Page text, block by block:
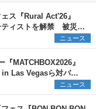
ス『Rural Act'26』
ティストを解禁 被災地
表
ニュース
MATCHBOX2026』
Las Vegasら対バン
ニュース